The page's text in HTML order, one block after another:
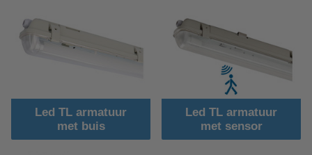
Led TL armatuur
met buis
Led TL armatuur
met sensor